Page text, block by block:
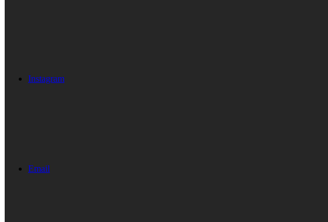
Instagram
Email